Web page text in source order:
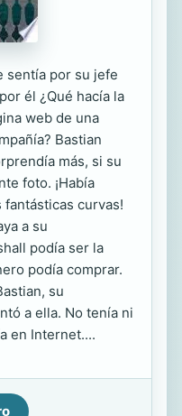
sentía por su jefe
él ¿Qué hacía la
web de una
Bastian
más, si su
foto. ¡Había
curvas!
a su
podía ser la
podía comprar.
su
a ella. No tenía ni
en Internet....